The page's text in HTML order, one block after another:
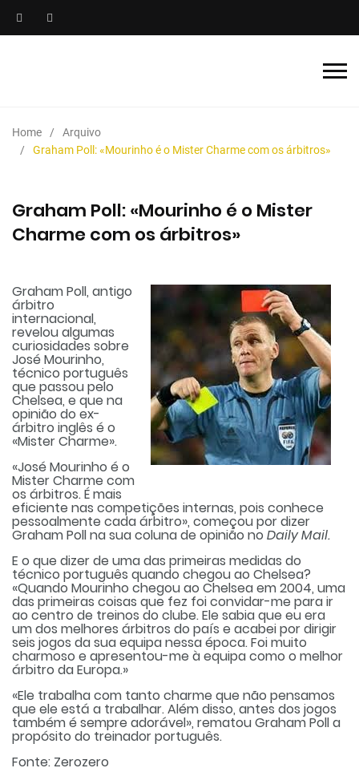
Home
Arquivo
Graham Poll: «Mourinho é o Mister Charme com os árbitros»
Graham Poll: «Mourinho é o Mister
Charme com os árbitros»
Graham Poll, antigo
árbitro
internacional,
revelou algumas
curiosidades sobre
José Mourinho,
técnico português
que passou pelo
Chelsea, e que na
opinião do ex-
árbitro inglês é o
«Mister Charme».
«José Mourinho é o
Mister Charme com
os árbitros. É mais
eficiente nas competições internas, pois conhece
pessoalmente cada árbitro», começou por dizer
Graham Poll na sua coluna de opinião no Daily Mail.
E o que dizer de uma das primeiras medidas do
técnico português quando chegou ao Chelsea?
«Quando Mourinho chegou ao Chelsea em 2004, uma
das primeiras coisas que fez foi convidar-me para ir
ao centro de treinos do clube. Ele sabia que eu era
um dos melhores árbitros do país e acabei por dirigir
seis jogos da sua equipa nessa época. Foi muito
charmoso e apresentou-me à equipa como o melhor
árbitro da Europa.»
«Ele trabalha com tanto charme que não pensamos
que ele está a trabalhar. Além disso, antes dos jogos
também é sempre adorável», rematou Graham Poll a
propósito do treinador português.
Fonte: Zerozero